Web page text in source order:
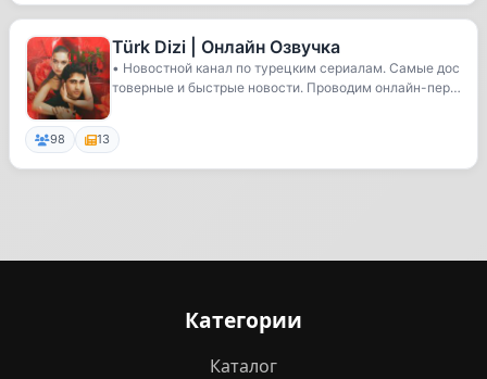
Türk Dizi | Онлайн Озвучка
• Новостной канал по турецким сериалам. Самые дос
товерные и быстрые новости. Проводим онлайн-пер
98 13
Категории
Каталог